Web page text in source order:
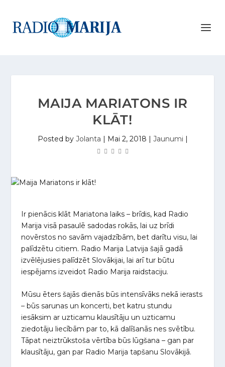
MAIJA MARIATONS IR
KLĀT!
Posted by Jolanta | Mai 2, 2018 | Jaunumi |
Ir pienācis klāt Mariatona laiks – brīdis, kad Radio
Marija visā pasaulē sadodas rokās, lai uz brīdi
novērstos no savām vajadzībām, bet darītu visu, lai
palīdzētu citiem. Radio Marija Latvija šajā gadā
izvēlējusies palīdzēt Slovākijai, lai arī tur būtu
iespējams izveidot Radio Marija raidstaciju.
Mūsu ēters šajās dienās būs intensīvāks nekā ierasts
– būs sarunas un koncerti, bet katru stundu
iesāksim ar uzticamu klausītāju un uzticamu
ziedotāju liecībām par to, kā dalīšanās nes svētību.
Tāpat neiztrūkstoša vērtība būs lūgšana – gan par
klausītāju, gan par Radio Marija tapšanu Slovākijā.